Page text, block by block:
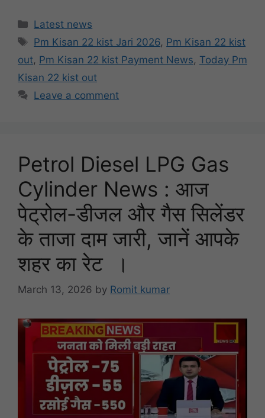
Categories
Latest news
Tags
Pm Kisan 22 kist Jari 2026, Pm Kisan 22 kist
out, Pm Kisan 22 kist Payment News, Today Pm
Kisan 22 kist out
Leave a comment
Petrol Diesel LPG Gas
Cylinder News : आज
पेट्रोल-डीजल और गैस सिलेंडर
के ताजा दाम जारी, जानें आपके
शहर का रेट ।
March 13, 2026 by Romit kumar